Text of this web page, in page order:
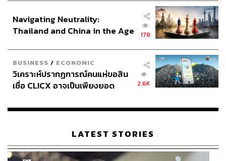
Navigating Neutrality:
Thailand and China in the Age
178
BUSINESS / ECONOMIC
วิเคราะห์ปรากฏการณ์คนแห่ขอสิน
เชื่อ CLICX อาจเป็นเพียงยอด
เรือนไทยที่ถูกซุกไว้
2.6K
LATEST STORIES